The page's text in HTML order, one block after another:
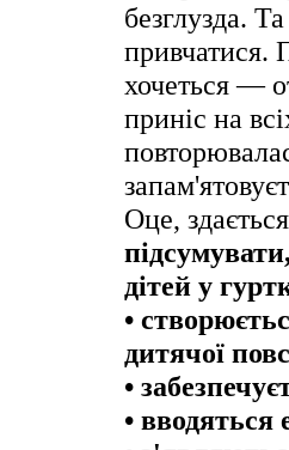
безглузда.
хочеться —
приніс на
Оце,
дітей у
•
дитячої
•
•